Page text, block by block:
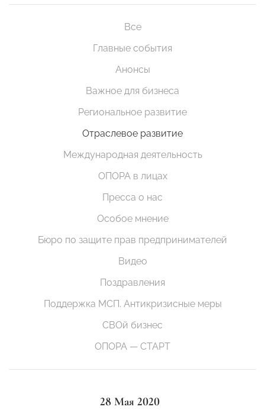
Все
Главные события
Анонсы
Важное для бизнеса
Региональное развитие
Отраслевое развитие
Международная деятельность
ОПОРА в лицах
Пресса о нас
Особое мнение
Бюро по защите прав предпринимателей
Видео
Поздравления
Поддержка МСП. Антикризисные меры
СВОй бизнес
ОПОРА — СТАРТ
28 Мая 2020